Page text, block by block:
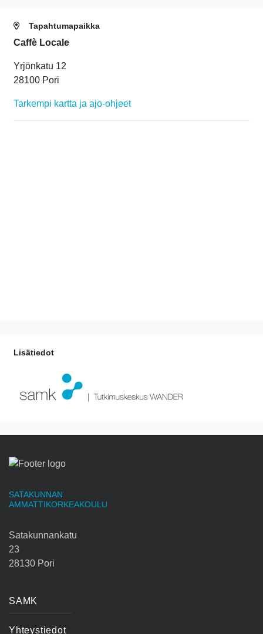
Tapahtumapaikka
Caffè Locale
Yrjönkatu 12
28100 Pori
Tarkempi kartta ja ajo-ohjeet
Lisätiedot
SATAKUNNAN
AMMATTIKORKEAKOULU
Satakunnankatu
23
28130 Pori
SAMK
Yhteystiedot